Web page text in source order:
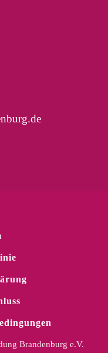
Brandenburg e.V.